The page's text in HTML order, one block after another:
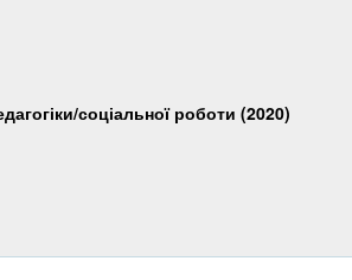
соціальної роботи (2020)